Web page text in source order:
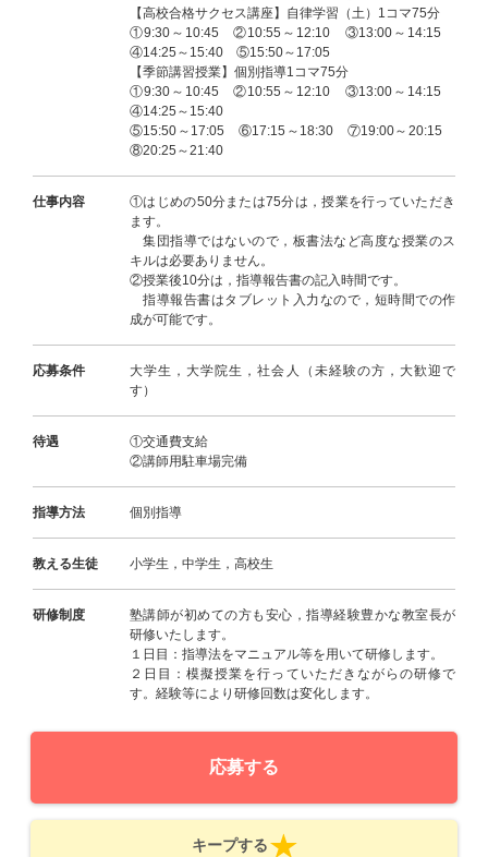
【高校合格サクセス講座】自律学習（土）1コマ75分
①9:30～10:45 ②10:55～12:10 ③13:00～14:15
④14:25～15:40 ⑤15:50～17:05
【季節講習授業】個別指導1コマ75分
①9:30～10:45 ②10:55～12:10 ③13:00～14:15
④14:25～15:40
⑤15:50～17:05 ⑥17:15～18:30 ⑦19:00～20:15
⑧20:25～21:40
仕事内容
①はじめの50分または75分は，授業を行っていただき
ます。
集団指導ではないので，板書法など高度な授業のス
キルは必要ありません。
②授業後10分は，指導報告書の記入時間です。
指導報告書はタブレット入力なので，短時間での作
成が可能です。
応募条件
大学生，大学院生，社会人（未経験の方，大歓迎で
す）
待遇
①交通費支給
②講師用駐車場完備
指導方法 個別指導
教える生徒 小学生，中学生，高校生
研修制度
塾講師が初めての方も安心，指導経験豊かな教室長が
研修いたします。
１日目：指導法をマニュアル等を用いて研修します。
２日目：模擬授業を行っていただきながらの研修で
す。経験等により研修回数は変化します。
応募する
キープする